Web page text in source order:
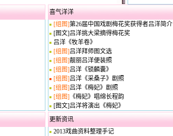
喜气洋洋
[组图]第26届中国戏剧梅花奖获得者吕洋简介
[图文]吕洋挑大梁摘得梅花奖
吕洋《牧羊卷》
[组图]吕洋拜师图文选
[组图]靓丽吕洋便装照
[组图]吕洋《锁麟囊》
[组图]吕洋《采桑子》剧照
[组图]吕洋《梅妃》剧照
[组图] 《梅妃》唱绵长程韵
[图文]吕洋将演出《梅妃》
更新资讯
2013戏曲资料整理手记